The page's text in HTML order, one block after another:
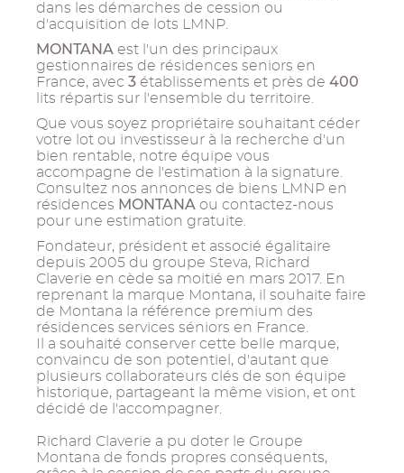
dans les démarches de cession ou
d'acquisition de lots LMNP.
MONTANA est l'un des principaux
gestionnaires de résidences seniors en
France, avec 3 établissements et près de 400
lits répartis sur l'ensemble du territoire.
Que vous soyez propriétaire souhaitant céder
votre lot ou investisseur à la recherche d'un
bien rentable, notre équipe vous
accompagne de l'estimation à la signature.
Consultez nos annonces de biens LMNP en
résidences MONTANA ou contactez-nous
pour une estimation gratuite.
Fondateur, président et associé égalitaire
depuis 2005 du groupe Steva, Richard
Claverie en cède sa moitié en mars 2017. En
reprenant la marque Montana, il souhaite faire
de Montana la référence premium des
résidences services séniors en France.
Il a souhaité conserver cette belle marque,
convaincu de son potentiel, d'autant que
plusieurs collaborateurs clés de son équipe
historique, partageant la même vision, et ont
décidé de l'accompagner.
Richard Claverie a pu doter le Groupe
Montana de fonds propres conséquents,